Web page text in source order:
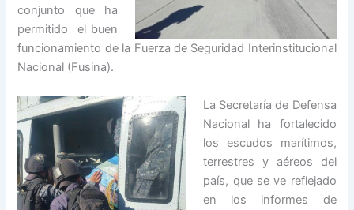
conjunto que ha
permitido el buen
funcionamiento de la Fuerza de Seguridad Interinstitucional
Nacional (Fusina).
La Secretaría de Defensa
Nacional ha fortalecido
los escudos marítimos,
terrestres y aéreos del
país, que se ve reflejado
en los informes de